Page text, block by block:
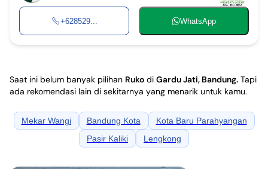
+628529... WhatsApp
Saat ini belum banyak pilihan Ruko di Gardu Jati, Bandung. Tapi
ada rekomendasi lain di sekitarnya yang menarik untuk kamu.
Mekar Wangi Bandung Kota
Kota Baru Parahyangan
Pasir Kaliki
Lengkong